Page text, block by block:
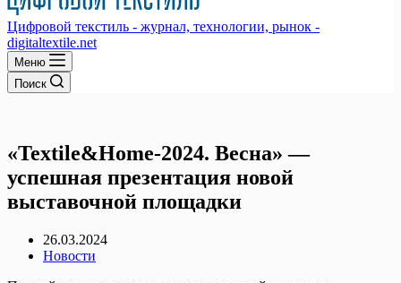
Цифровой текстиль - журнал, технологии, рынок -
digitaltextile.net
Меню
Поиск
«Textile&Home-2024. Весна» —
успешная презентация новой
выставочной площадки
26.03.2024
Новости